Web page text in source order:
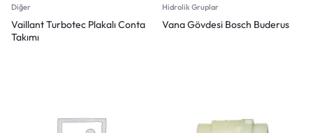
Diğer
Vaillant Turbotec Plakalı Conta
Takımı
Hidrolik Gruplar
Vana Gövdesi Bosch Buderus